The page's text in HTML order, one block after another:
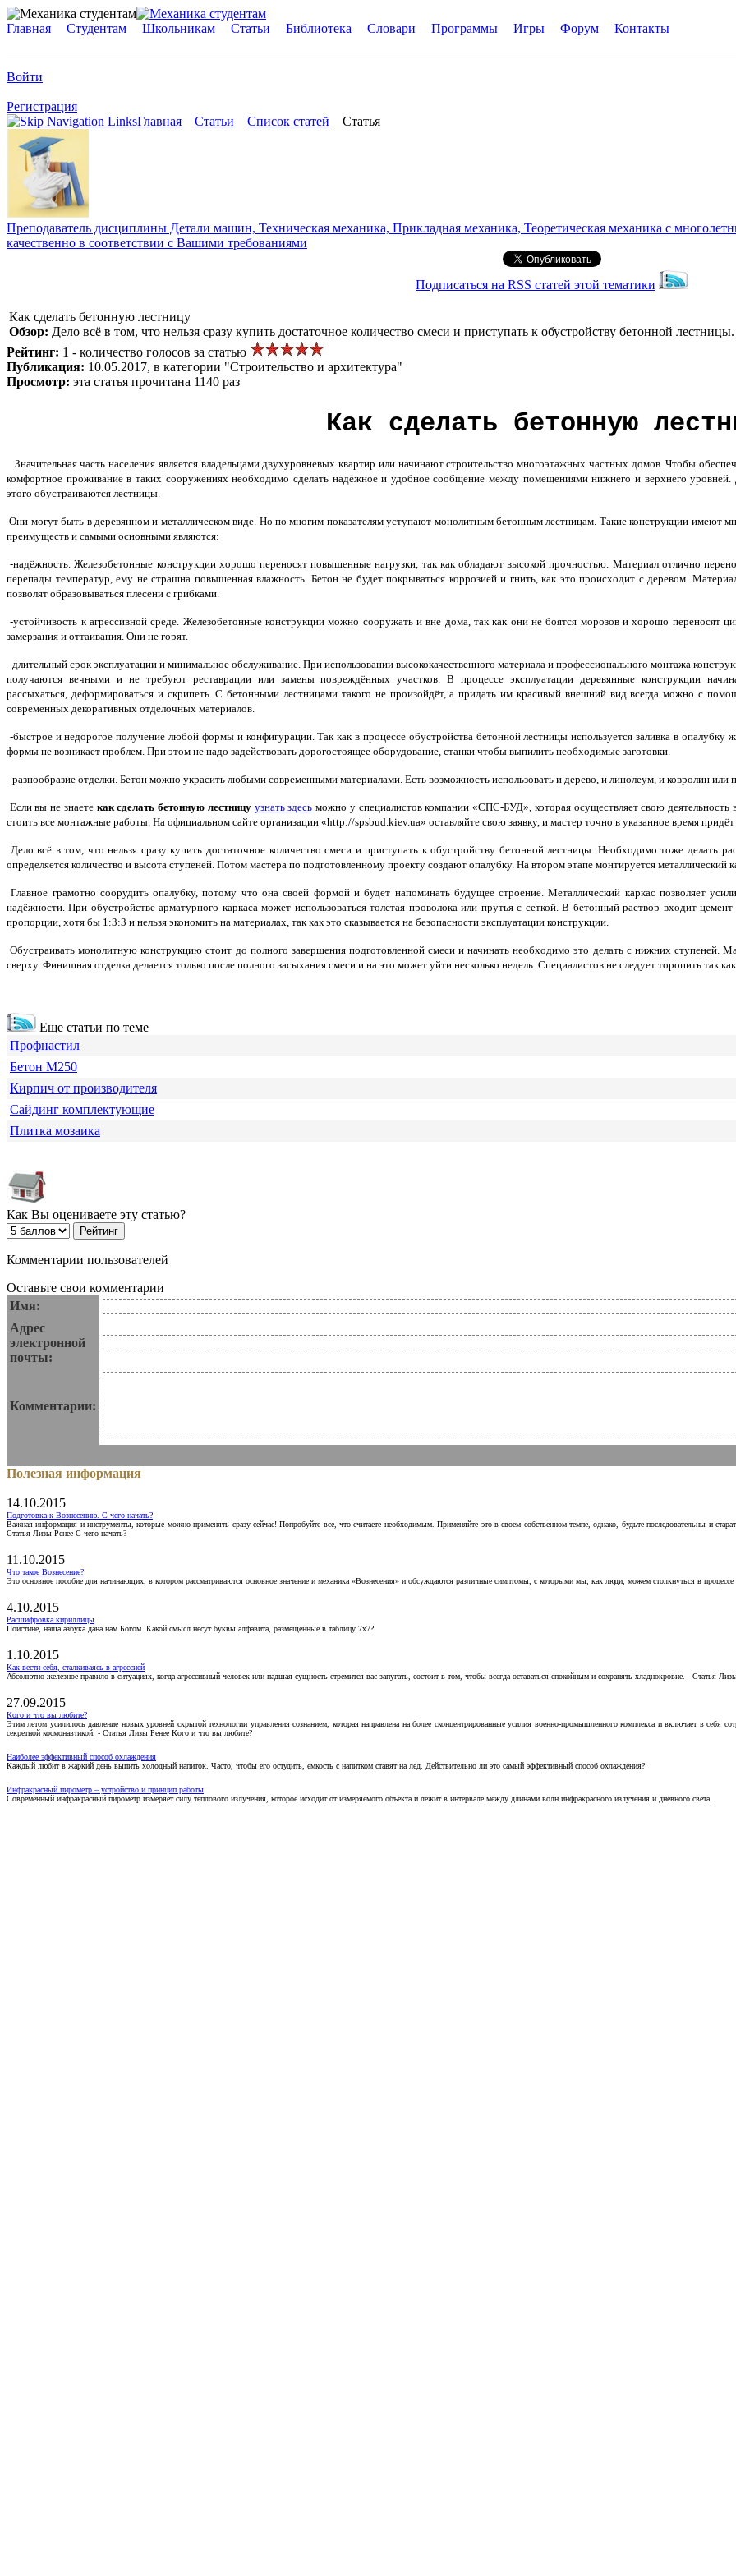
Главная Студентам Школьникам Статьи Библиотека Словари Программы Игры Форум Контакты
Войти
Регистрация
Главная
Статьи Список статей Статья
Преподаватель дисциплины Детали машин, Техническая механика, Прикладная механика, Теоретическая механика с
качественно в соответствии с Вашими требованиями
Подписаться на RSS статей этой тематики
Как сделать бетонную лестницу
Обзор: Дело всё в том, что нельзя сразу купить достаточное количество смеси и приступать к обустройству бетонной
Рейтинг: 1 - количество голосов за статью
Публикация: 10.05.2017, в категории "Строительство и архитектура"
Просмотр: эта статья прочитана 1140 раз
Как сделать бетонную
Значительная часть населения является владельцами двухуровневых квартир или начинают строительство многоэтажных частных домов. Чтобы
комфортное проживание в таких сооружениях необходимо сделать надёжное и удобное сообщение между помещениями нижнего и верхнего уровней.
этого обустраиваются лестницы.
Они могут быть в деревянном и металлическом виде. Но по многим показателям уступают монолитным бетонным лестницам. Такие конструкции имеют
преимуществ и самыми основными являются:
-надёжность. Железобетонные конструкции хорошо переносят повышенные нагрузки, так как обладают высокой прочностью. Материал отлично
перепады температур, ему не страшна повышенная влажность. Бетон не будет покрываться коррозией и гнить, как это происходит с деревом.
позволят образовываться плесени с грибками.
-устойчивость к агрессивной среде. Железобетонные конструкции можно сооружать и вне дома, так как они не боятся морозов и хорошо переносят
замерзания и оттаивания. Они не горят.
-длительный срок эксплуатации и минимальное обслуживание. При использовании высококачественного материала и профессионального монтажа
получаются вечными и не требуют реставрации или замены повреждённых участков. В процессе эксплуатации деревянные конструкции
рассыхаться, деформироваться и скрипеть. С бетонными лестницами такого не произойдёт, а придать им красивый внешний вид всегда можно с
современных декоративных отделочных материалов.
-быстрое и недорогое получение любой формы и конфигурации. Так как в процессе обустройства бетонной лестницы используется заливка в
формы не возникает проблем. При этом не надо задействовать дорогостоящее оборудование, станки чтобы выпилить необходимые заготовки.
-разнообразие отделки. Бетон можно украсить любыми современными материалами. Есть возможность использовать и дерево, и линолеум, и ковролин или
Если вы не знаете как сделать бетонную лестницу узнать здесь можно у специалистов компании «СПС-БУД», которая осуществляет свою деятельность
стоить все монтажные работы. На официальном сайте организации «http://spsbud.kiev.ua» оставляйте свою заявку, и мастер точно в указанное время
Дело всё в том, что нельзя сразу купить достаточное количество смеси и приступать к обустройству бетонной лестницы. Необходимо тоже делать
определяется количество и высота ступеней. Потом мастера по подготовленному проекту создают опалубку. На втором этапе монтируется металлический
Главное грамотно соорудить опалубку, потому что она своей формой и будет напоминать будущее строение. Металлический каркас позволяет
надёжности. При обустройстве арматурного каркаса может использоваться толстая проволока или прутья с сеткой. В бетонный раствор входит
пропорции, хотя бы 1:3:3 и нельзя экономить на материалах, так как это сказывается на безопасности эксплуатации конструкции.
Обустраивать монолитную конструкцию стоит до полного завершения подготовленной смеси и начинать необходимо это делать с нижних ступеней.
сверху. Финишная отделка делается только после полного засыхания смеси и на это может уйти несколько недель. Специалистов не следует торопить так
Еще статьи по теме
Профнастил
Бетон М250
Кирпич от производителя
Сайдинг комплектующие
Плитка мозаика
Как Вы оцениваете эту статью?
Комментарии пользователей
Оставьте свои комментарии
Имя:
Адрес
электронной
почты:
Комментарии:
Полезная информация
14.10.2015
Подготовка к Вознесению. С чего начать?
Важная информация и инструменты, которые можно применять сразу сейчас! Попробуйте все, что считаете необходимым. Применяйте это в своем собственном темпе, однако, будьте последовательны и
Статья Лизы Ренее С чего начать?
11.10.2015
Что такое Вознесение?
Это основное пособие для начинающих, в котором рассматриваются основное значение и механика «Вознесения» и обсуждаются различные симптомы, с которыми мы, как люди, можем столкнуться в
4.10.2015
Расшифровка кириллицы
Поистине, наша азбука дана нам Богом. Какой смысл несут буквы алфавита, размещенные в таблицу 7х7?
1.10.2015
Как вести себя, сталкиваясь в агрессией
Абсолютно железное правило в ситуациях, когда агрессивный человек или падшая сущность стремится вас запугать, состоит в том, чтобы всегда оставаться спокойным и сохранять хладнокровие. - Статья
27.09.2015
Кого и что вы любите?
Этим летом усилилось давление новых уровней скрытой технологии управления сознанием, которая направлена на более сконцентрированные усилия военно-промышленного комплекса и включает в себя
секретной космонавтикой. - Статья Лизы Ренее Кого и что вы любите?
Наиболее эффективный способ охлаждения
Каждый любит в жаркий день выпить холодный напиток. Часто, чтобы его остудить, емкость с напитком ставят на лед. Действительно ли это самый эффективный способ охлаждения?
Инфракрасный пирометр – устройство и принцип работы
Современный инфракрасный пирометр измеряет силу теплового излучения, которое исходит от измеряемого объекта и лежит в интервале между длинами волн инфракрасного излучения и дневного света.